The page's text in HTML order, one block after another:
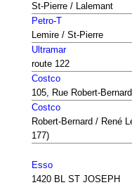
St-Pierre / Lalemant
Petro-T
Lemire / St-Pierre
Ultramar
route 122
Costco
105, Rue Robert-Bernard
Costco
Robert-Bernard / René
177)
Esso
1420 BL ST JOSEPH